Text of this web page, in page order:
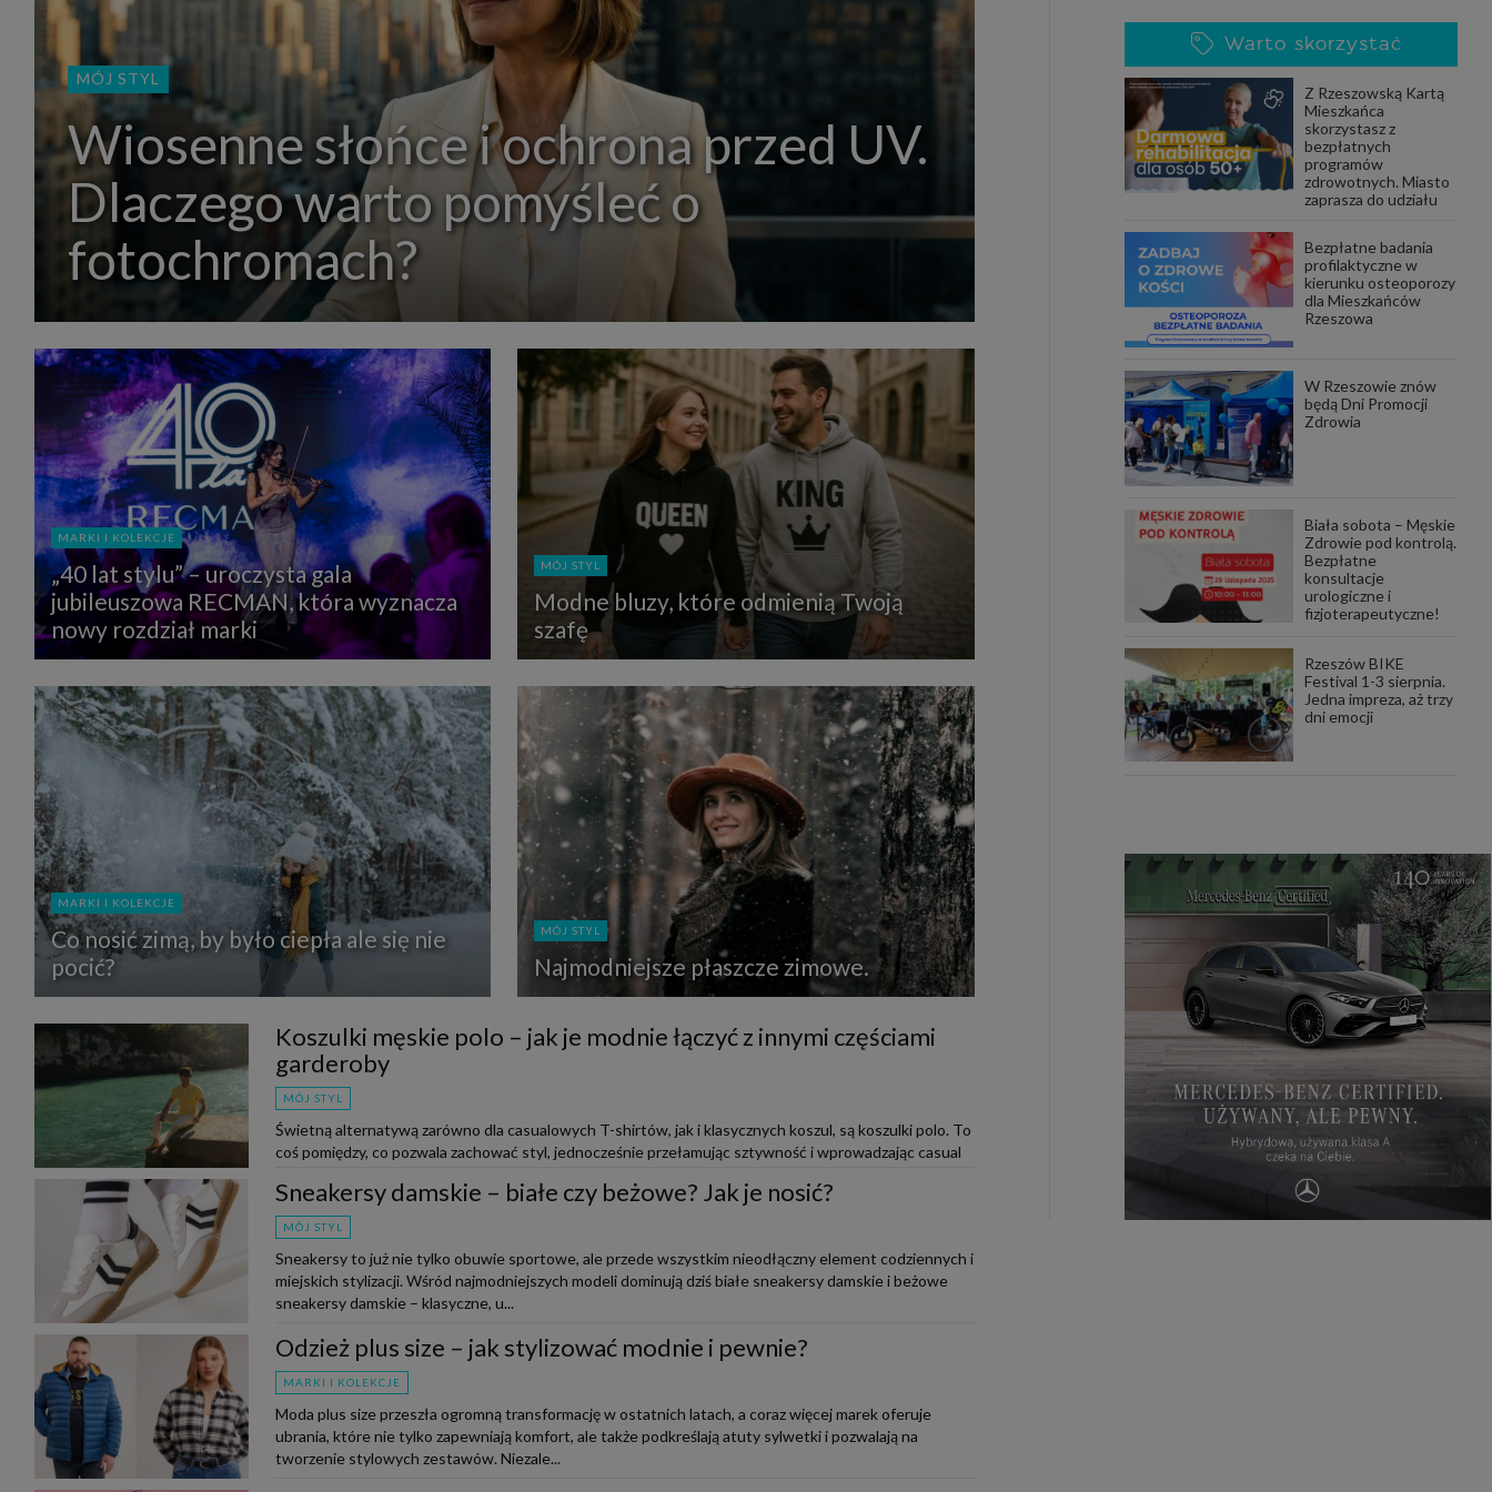
MÓJ STYL
Wiosenne słońce i ochrona przed UV.
Dlaczego warto pomyśleć o
fotochromach?
MARKI I KOLEKCJE
„40 lat stylu” – uroczysta gala
jubileuszowa RECMAN, która wyznacza
nowy rozdział marki
MÓJ STYL
Modne bluzy, które odmienią Twoją
szafę
MARKI I KOLEKCJE
Co nosić zimą, by było ciepła ale się nie
pocić?
MÓJ STYL
Najmodniejsze płaszcze zimowe.
Koszulki męskie polo – jak je modnie łączyć z innymi częściami
garderoby
MÓJ STYL
Świetną alternatywą zarówno dla casualowych T-shirtów, jak i klasycznych koszul, są koszulki polo. To
coś pomiędzy, co pozwala zachować styl, jednocześnie przełamując sztywność i wprowadzając casual
Sneakersy damskie – białe czy beżowe? Jak je nosić?
MÓJ STYL
Sneakersy to już nie tylko obuwie sportowe, ale przede wszystkim nieodłączny element codziennych i
miejskich stylizacji. Wśród najmodniejszych modeli dominują dziś białe sneakersy damskie i beżowe
sneakersy damskie – klasyczne, u...
Odzież plus size – jak stylizować modnie i pewnie?
MARKI I KOLEKCJE
Moda plus size przeszła ogromną transformację w ostatnich latach, a coraz więcej marek oferuje
ubrania, które nie tylko zapewniają komfort, ale także podkreślają atuty sylwetki i pozwalają na
tworzenie stylowych zestawów. Niezale...
Warto skorzystać
Z Rzeszowską Kartą
Mieszkańca
skorzystasz z
bezpłatnych
programów
zdrowotnych. Miasto
zaprasza do udziału
Bezpłatne badania
profilaktyczne w
kierunku osteoporozy
dla Mieszkańców
Rzeszowa
W Rzeszowie znów
będą Dni Promocji
Zdrowia
Biała sobota – Męskie
Zdrowie pod kontrolą.
Bezpłatne
konsultacje
urologiczne i
fizjoterapeutyczne!
Rzeszów BIKE
Festival 1-3 sierpnia.
Jedna impreza, aż trzy
dni emocji